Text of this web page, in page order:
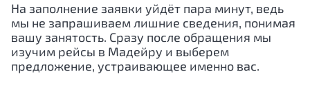
На заполнение заявки уйдёт пара минут, ведь
мы не запрашиваем лишние сведения, понимая
вашу занятость. Сразу после обращения мы
изучим рейсы в Мадейру и выберем
предложение, устраивающее именно вас.